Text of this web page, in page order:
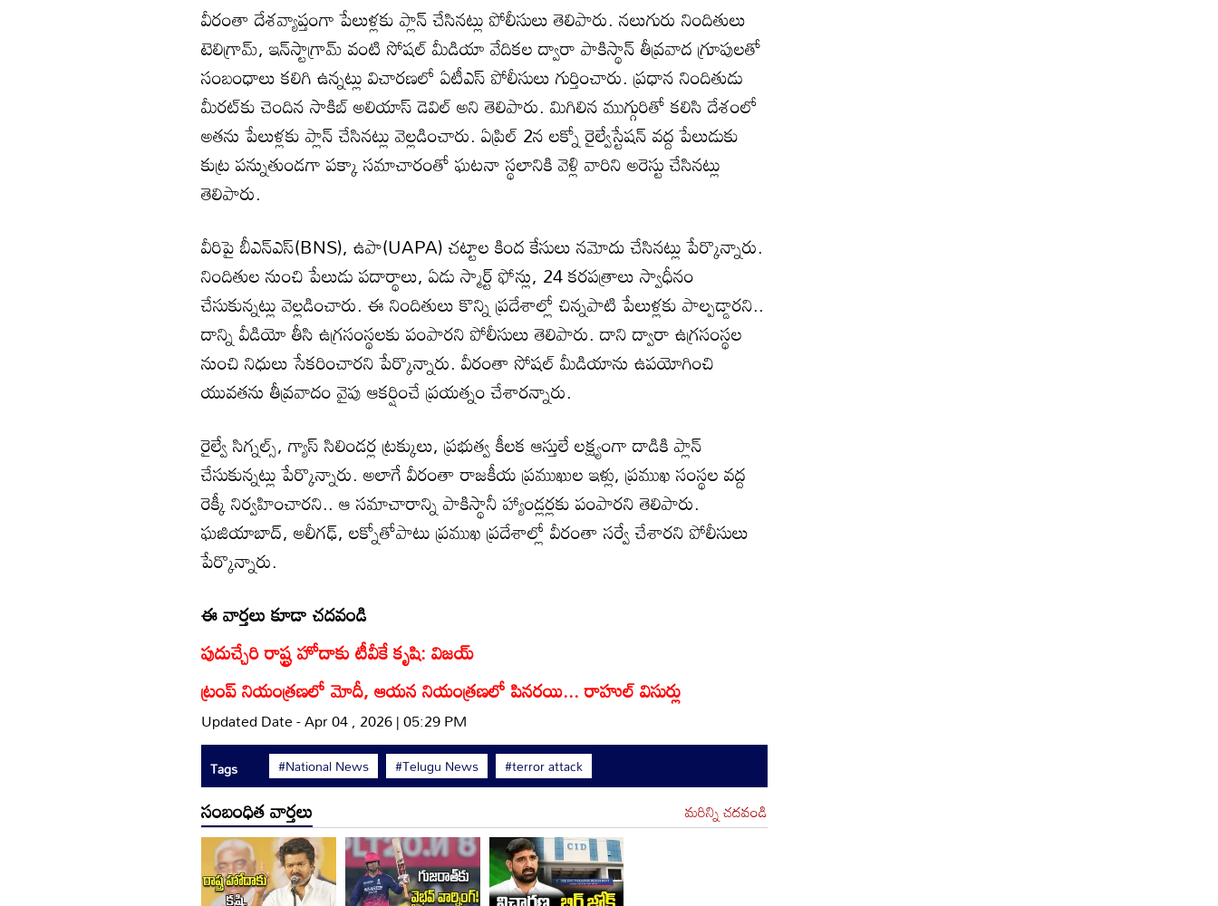
వీరంతా దేశవ్యాప్తంగా పేలుళ్లకు ప్లాన్ చేసినట్లు పోలీసులు తెలిపారు. నలుగురు నిందితులు
టెలిగ్రామ్, ఇన్‌స్టాగ్రామ్ వంటి సోషల్ మీడియా వేదికల ద్వారా పాకిస్థాన్ తీవ్రవాద గ్రూపులతో
సంబంధాలు కలిగి ఉన్నట్లు విచారణలో ఏటీఎస్ పోలీసులు గుర్తించారు. ప్రధాన నిందితుడు
మీరట్‌కు చెందిన సాకిబ్ అలియాస్ డెవిల్‌ అని తెలిపారు. మిగిలిన ముగ్గురితో కలిసి దేశంలో
అతను పేలుళ్లకు ప్లాన్ చేసినట్లు వెల్లడించారు. ఏప్రిల్ 2న లక్నో రైల్వేస్టేషన్ వద్ద పేలుడుకు
కుట్ర పన్నుతుండగా పక్కా సమాచారంతో ఘటనా స్థలానికి వెళ్లి వారిని అరెస్టు చేసినట్లు
తెలిపారు.
వీరిపై బీఎన్ఎస్(BNS), ఉపా(UAPA) చట్టాల కింద కేసులు నమోదు చేసినట్లు పేర్కొన్నారు.
నిందితుల నుంచి పేలుడు పదార్థాలు, ఏడు స్మార్ట్ ఫోన్లు, 24 కరపత్రాలు స్వాధీనం
చేసుకున్నట్లు వెల్లడించారు. ఈ నిందితులు కొన్ని ప్రదేశాల్లో చిన్నపాటి పేలుళ్లకు పాల్పడ్డారని..
దాన్ని వీడియో తీసి ఉగ్రసంస్థలకు పంపారని పోలీసులు తెలిపారు. దాని ద్వారా ఉగ్రసంస్థల
నుంచి నిధులు సేకరించారని పేర్కొన్నారు. వీరంతా సోషల్ మీడియాను ఉపయోగించి
యువతను తీవ్రవాదం వైపు ఆకర్షించే ప్రయత్నం చేశారన్నారు.
రైల్వే సిగ్నల్స్, గ్యాస్ సిలిండర్ల ట్రక్కులు, ప్రభుత్వ కీలక ఆస్తులే లక్ష్యంగా దాడికి ప్లాన్
చేసుకున్నట్లు పేర్కొన్నారు. అలాగే వీరంతా రాజకీయ ప్రముఖుల ఇళ్లు, ప్రముఖ సంస్థల వద్ద
రెక్కీ నిర్వహించారని.. ఆ సమాచారాన్ని పాకిస్థానీ హ్యాండ్లర్లకు పంపారని తెలిపారు.
ఘజియాబాద్, అలీగఢ్, లక్నోతోపాటు ప్రముఖ ప్రదేశాల్లో వీరంతా సర్వే చేశారని పోలీసులు
పేర్కొన్నారు.
ఈ వార్తలు కూడా చదవండి
పుదుచ్చేరి రాష్ట్ర హోదాకు టీవీకే కృషి: విజయ్
ట్రంప్ నియంత్రణలో మోదీ, ఆయన నియంత్రణలో పినరయి... రాహుల్ విసుర్లు
Updated Date - Apr 04 , 2026 | 05:29 PM
Tags #National News #Telugu News #terror attack
సంబంధిత వార్తలు మరిన్ని చదవండి